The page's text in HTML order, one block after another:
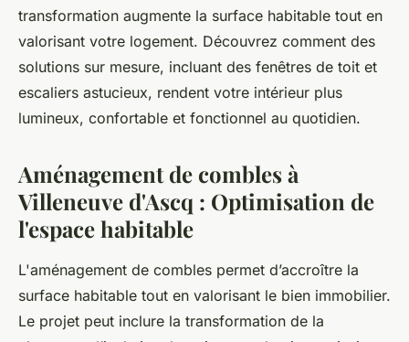
Mya•17 septembre 2025•6 min de lecture
transformation augmente la surface habitable tout en
valorisant votre logement. Découvrez comment des
solutions sur mesure, incluant des fenêtres de toit et
escaliers astucieux, rendent votre intérieur plus
lumineux, confortable et fonctionnel au quotidien.
Aménagement de combles à
Villeneuve d'Ascq : Optimisation de
l'espace habitable
L'aménagement de combles permet d’accroître la
surface habitable tout en valorisant le bien immobilier.
Le projet peut inclure la transformation de la